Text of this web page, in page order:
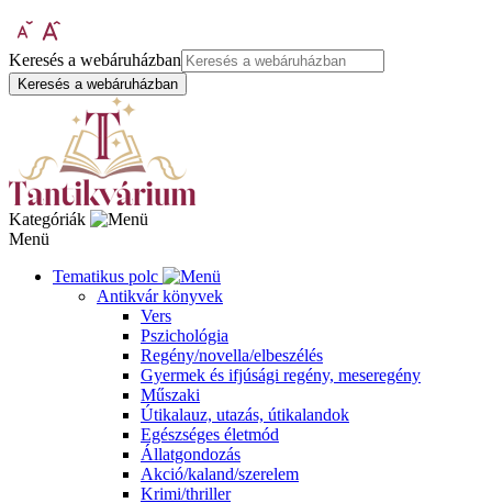
Keresés a webáruházban
Keresés a webáruházban
Kategóriák
Menü
Tematikus polc
Antikvár könyvek
Vers
Pszichológia
Regény/novella/elbeszélés
Gyermek és ifjúsági regény, meseregény
Műszaki
Útikalauz, utazás, útikalandok
Egészséges életmód
Állatgondozás
Akció/kaland/szerelem
Krimi/thriller